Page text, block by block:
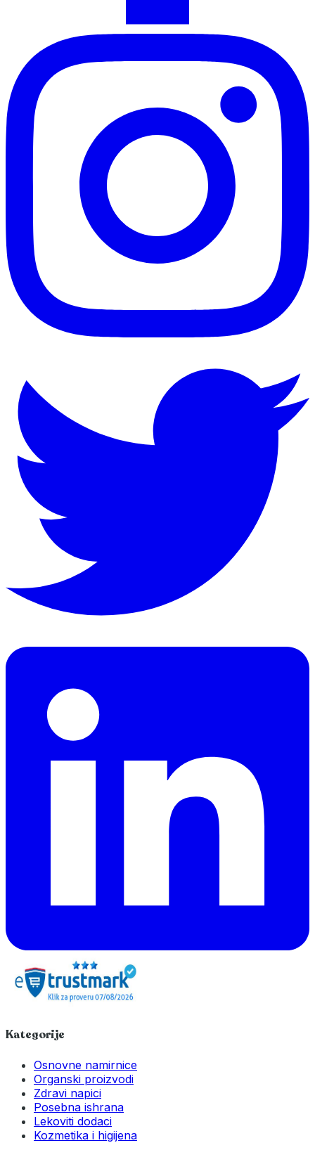
Kategorije
Osnovne namirnice
Organski proizvodi
Zdravi napici
Posebna ishrana
Lekoviti dodaci
Kozmetika i higijena